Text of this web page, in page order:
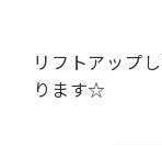
リフトアップ
ります☆